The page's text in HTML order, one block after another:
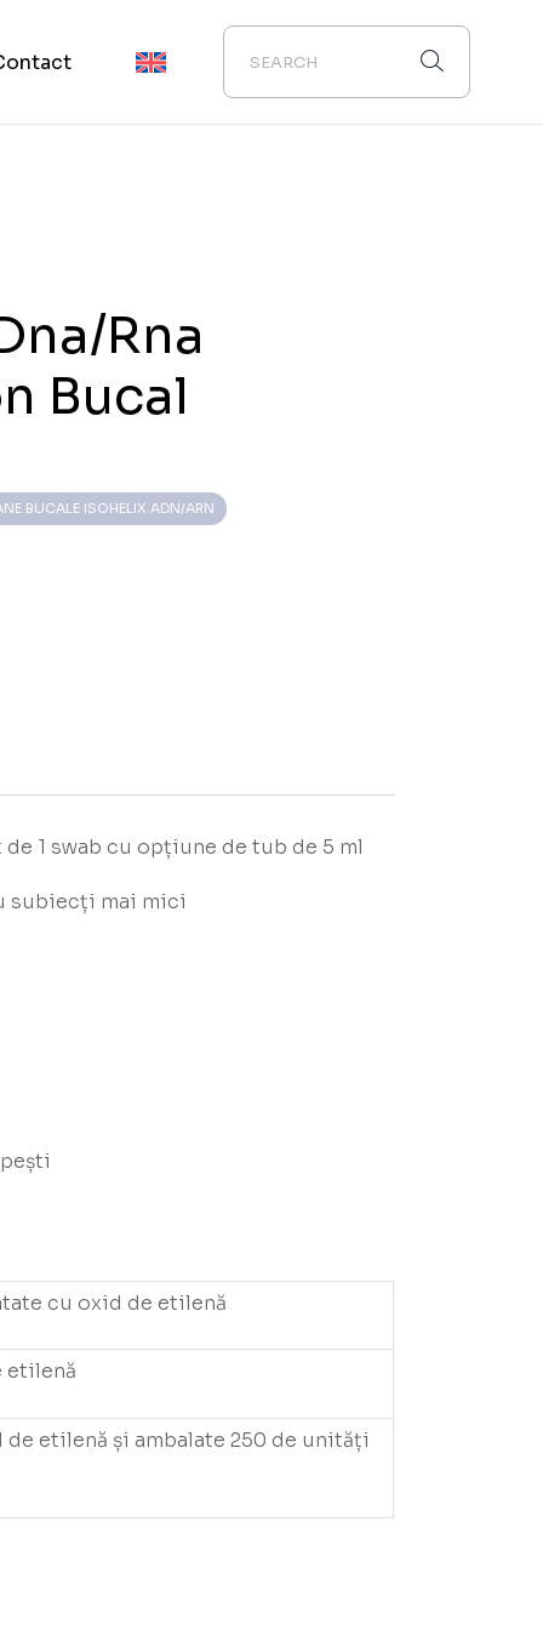
Rna
Bucal
BUCALE ISOHELIX ADN/ARN
1 swab cu opțiune de tub de 5 ml
subiecți mai mici
cu oxid de etilenă
etilenă
etilenă și ambalate 250 de unități